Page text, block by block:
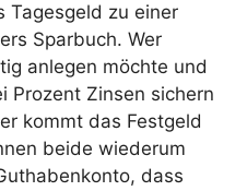
Tagesgeld zu einer
Sparbuch. Wer
anlegen möchte und
Prozent Zinsen sichern
kommt das Festgeld
beide wiederum
dass